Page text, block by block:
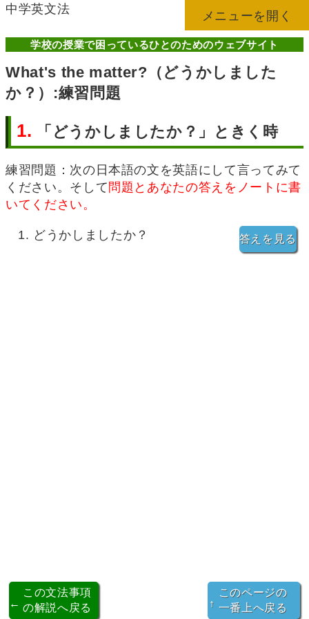
メニューを開く
中学英文法
学校の授業で困っているひとのためのウェブサイト
What's the matter?（どうかしました
か？）:練習問題
1. 「どうかしましたか？」ときく時
←
この文法事項
の解説へ戻る
↑
このページの
一番上へ戻る
練習問題：次の日本語の文を英語にして言ってみて
ください。そして問題とあなたの答えをノートに書
いてください。
どうかしましたか？ 答えを見る